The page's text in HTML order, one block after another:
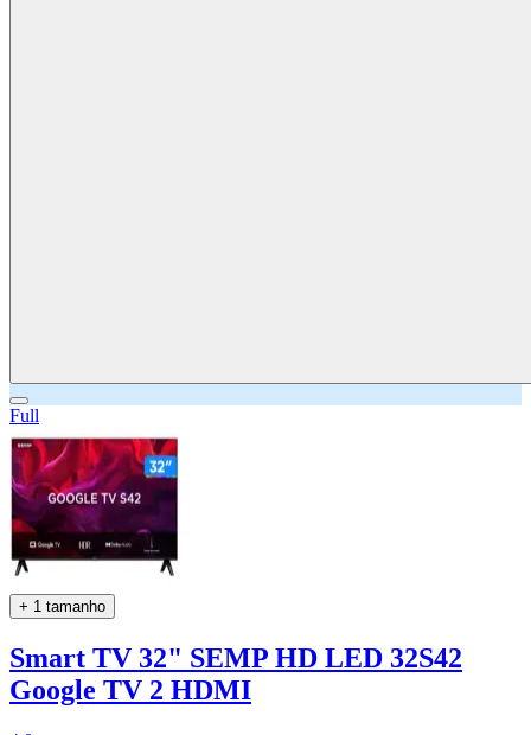
Full
+ 1 tamanho
Smart TV 32" SEMP HD LED 32S42
Google TV 2 HDMI